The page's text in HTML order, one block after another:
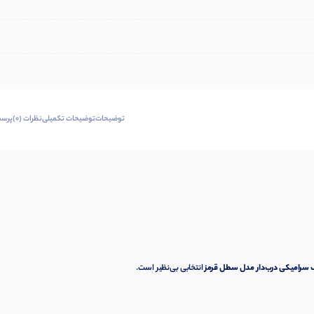
توضیحاتتوضیحات تکمیلینظرات (0)
سرامیکی درب‌دار مدل سطل قرمزانتخابی بی‌نظیر است.